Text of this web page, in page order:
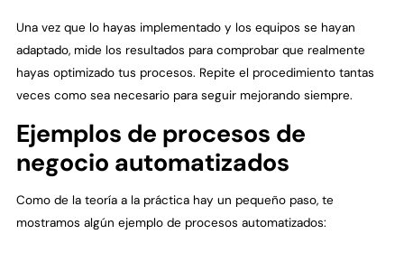
Una vez que lo hayas implementado y los equipos se hayan
adaptado, mide los resultados para comprobar que realmente
hayas optimizado tus procesos. Repite el procedimiento tantas
veces como sea necesario para seguir mejorando siempre.
Ejemplos de procesos de
negocio automatizados
Como de la teoría a la práctica hay un pequeño paso, te
mostramos algún ejemplo de procesos automatizados: